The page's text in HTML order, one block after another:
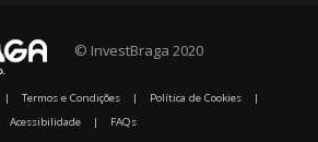
© InvestBraga 2020
| Termos e Condições | Política de Cookies
|
Acessibilidade
| FAQs